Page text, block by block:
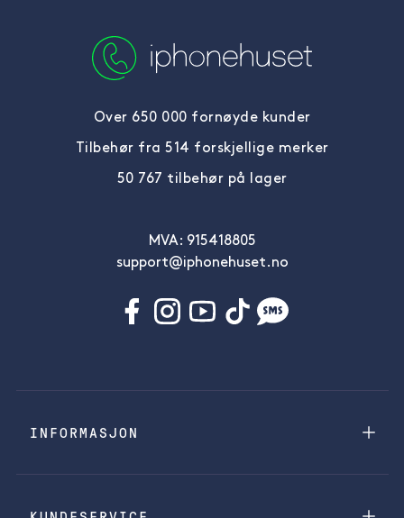
Over 650 000 fornøyde kunder
Tilbehør fra 514 forskjellige merker
50 767 tilbehør på lager
MVA: 915418805
support@iphonehuset.no
INFORMASJON